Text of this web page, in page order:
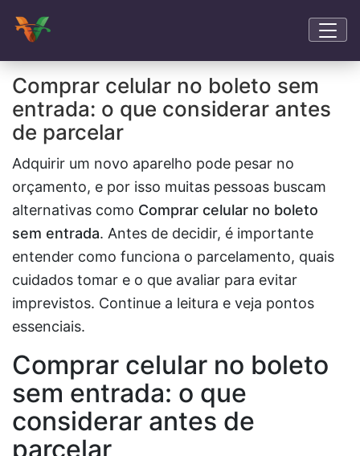
Comprar celular no boleto sem
entrada: o que considerar antes
de parcelar
Adquirir um novo aparelho pode pesar no
orçamento, e por isso muitas pessoas buscam
alternativas como Comprar celular no boleto
sem entrada. Antes de decidir, é importante
entender como funciona o parcelamento, quais
cuidados tomar e o que avaliar para evitar
imprevistos. Continue a leitura e veja pontos
essenciais.
Comprar celular no boleto
sem entrada: o que
considerar antes de
parcelar